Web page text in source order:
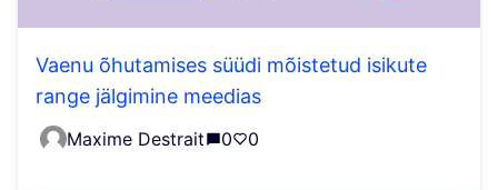
Vaenu õhutamises süüdi mõistetud isikute
range jälgimine meedias
Maxime Destrait 0 0